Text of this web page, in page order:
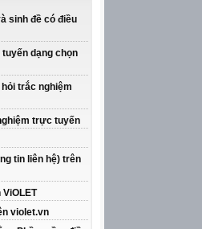
sinh đề có điều
dạng chọn
trắc nghiệm
trực tuyến
tin liên hệ) trên
violet.vn